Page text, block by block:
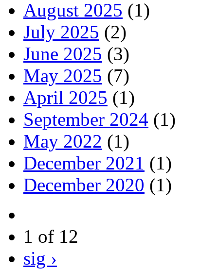
August 2025 (1)
July 2025 (2)
June 2025 (3)
May 2025 (7)
April 2025 (1)
September 2024 (1)
May 2022 (1)
December 2021 (1)
December 2020 (1)
1 of 12
sig ›